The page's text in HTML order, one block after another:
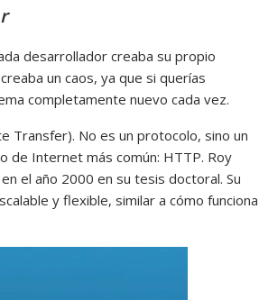
desarrollador creaba su propio
un caos, ya que si querías
completamente nuevo cada vez.
Transfer). No es un protocolo, sino un
de Internet más común: HTTP. Roy
el año 2000 en su tesis doctoral. Su
y flexible, similar a cómo funciona